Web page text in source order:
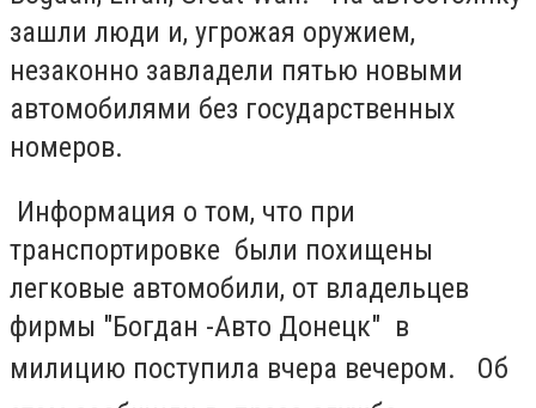
зашли люди и, угрожая оружием,
незаконно завладели пятью новыми
автомобилями без государственных
номеров.
Информация о том, что при
транспортировке были похищены
легковые автомобили, от владельцев
фирмы "Богдан -Авто Донецк" в
милицию поступила вчера вечером.
Об